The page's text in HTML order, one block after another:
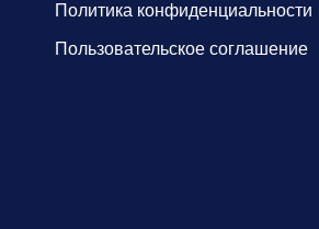
Политика конфиденциальности
Пользовательское соглашение